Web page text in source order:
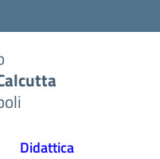
Didattica